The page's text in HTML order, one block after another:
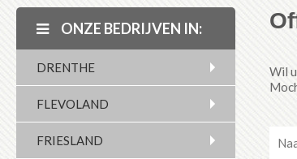
ONZE BEDRIJVEN IN:
DRENTHE
FLEVOLAND
FRIESLAND
Wil